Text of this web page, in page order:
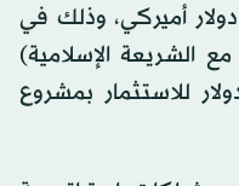
إلى 6 مليارات دولار أميركي، وذلك في
الشريعة الإسلامية)
700 مليون دولار للاستثمار بمشروع